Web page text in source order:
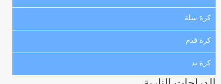
كرة سلة
كرة قدم
كرة يد